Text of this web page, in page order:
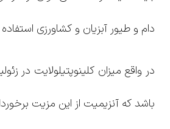
دام و طیور آبزیان و کشاورزی
باشد که آنزیمیت از این مزیت